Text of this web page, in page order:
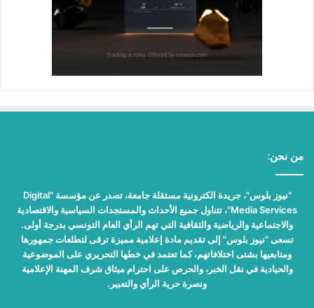
من نحن:
"نيوز بلوس"، جريدة الكترونية مستقلة جامعة، تصدر عن مؤسسة "Digital
Media Services"، تتناول جميع الأحداث والمستجدات السياسية والاقتصادية
والاجتماعية والرياضية والثقافية التي تهم الرأي العام التونسي بدرجة أولى.
تسعى "نيوز بلوس" إلى تقديم مادة إعلامية مميزة ترقى لتطلعات جمهورها
ومتابعيها بشتى اختلافاتهم، كما تعتمد في خطها التحريري على الموضوعية
والحيادية في نقل الخبر، والحرص على احترام ميثاق شرف المهنة الإعلامية
ونصرة حرية الرأي والتعبير.